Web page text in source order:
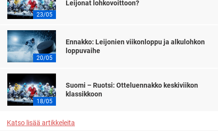
23/05
Leijonat lohkovoittoon?
20/05
Ennakko: Leijonien viikonloppu ja alkulohkon
loppuvaihe
18/05
Suomi – Ruotsi: Otteluennakko keskiviikon
klassikkoon
Katso lisää artikkeleita